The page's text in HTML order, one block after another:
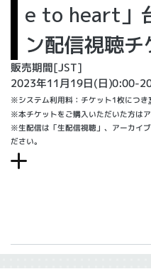
e to heart」
ン配信視聴チ
販売期間[JST]
2023年11月19日(日)0:00-
※システム利用料：チケット1枚につき
※本チケットをご購入いただいた方は
※生配信は「生配信視聴」、アーカイ
ださい。